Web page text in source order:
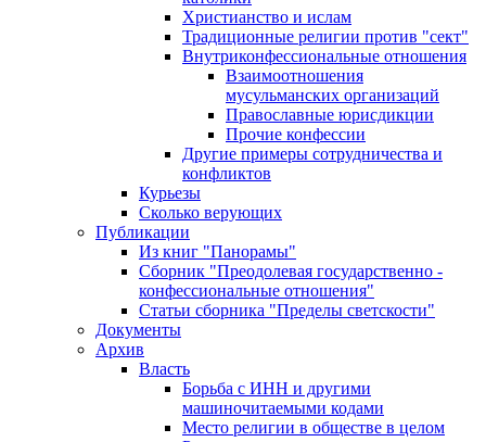
Христианство и ислам
Традиционные религии против "сект"
Внутриконфессиональные отношения
Взаимоотношения
мусульманских организаций
Православные юрисдикции
Прочие конфессии
Другие примеры сотрудничества и
конфликтов
Курьезы
Сколько верующих
Публикации
Из книг "Панорамы"
Сборник "Преодолевая государственно -
конфессиональные отношения"
Статьи сборника "Пределы светскости"
Документы
Архив
Власть
Борьба с ИНН и другими
машиночитаемыми кодами
Место религии в обществе в целом